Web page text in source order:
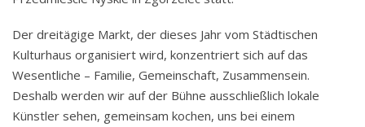
Der dreitägige Markt, der dieses Jahr vom Städtischen
Kulturhaus organisiert wird, konzentriert sich auf das
Wesentliche – Familie, Gemeinschaft, Zusammensein.
Deshalb werden wir auf der Bühne ausschließlich lokale
Künstler sehen, gemeinsam kochen, uns bei einem